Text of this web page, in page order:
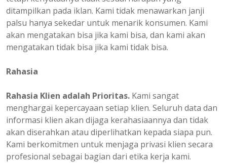
ditampilkan pada iklan. Kami tidak menawarkan janji
palsu hanya sekedar untuk menarik konsumen. Kami
akan mengatakan bisa jika kami bisa, dan kami akan
mengatakan tidak bisa jika kami tidak bisa.
Rahasia
Rahasia Klien adalah Prioritas. Kami sangat
menghargai kepercayaan setiap klien. Seluruh data dan
informasi klien akan dijaga kerahasiaannya dan tidak
akan diserahkan atau diperlihatkan kepada siapa pun.
Kami berkomitmen untuk menjaga privasi klien secara
profesional sebagai bagian dari etika kerja kami.